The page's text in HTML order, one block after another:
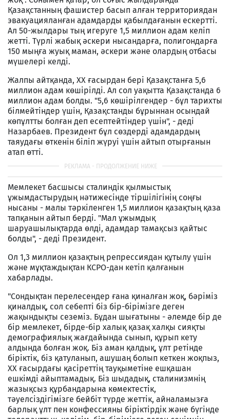
Қазақстанның фашистер басып алған территориядан
эвакуацияланған адамдарды қабылдағанын ескертті.
Ал 50-жылдары тың игеруге 1,5 миллион адам келіп
жетті. Түрлі жабық әскери нысандарға, полигондарға
150 мыңға жуық маман, әскери және олардың отбасы
мүшелері келді.
Жалпы айтқанда, ХХ ғасырдан бері Қазақстанға 5,6
миллион адам көшірілді. Ал сол уақытта Қазақстанда 6
миллион адам болды. "5,6 көшірілгендер - бұл тарихты
білмейтіндер үшін, Қазақстанды бұрыннан осындай
көпұлтты болған деп есептейтіндер үшін", - деді
Назарбаев. Президент бұл сөздерді адамдардың
таяудағы өткенін біліп жүруі үшін айтып отырғанын
атап өтті.
Мемлекет басшысы сталиндік қылмыстық
ұжымдастырудың нәтижесінде тіршілігінің соңғы
нысаны - малы тәркіленген 1,5 миллион қазақтың қаза
тапқанын айтып берді. "Мал ұжымдық
шаруашылықтарда өлді, адамдар тамақсыз қайтыс
болды", - деді Президент.
Ол 1,3 миллион қазақтың репрессиядан құтылу үшін
және мұқтаждықтан КСРО-дан кетіп қалғанын
хабарлады.
"Сондықтан перелесендер ғана қиналған жоқ, бәріміз
қиналдық, сол себепті біз бір-бірімізге деген
жақындықты сеземіз. Бұдан шығатыны - әлемде бір де
бір мемлекет, бірде-бір халық қазақ халқы сияқты
демографиялық жағдайында сынып, құрып кету
алдында болған жоқ. Біз аман қалдық, ұлт ретінде
біріктік, біз қатуланып, ашушаң болып кеткен жоқпыз,
ХХ ғасырдағы қасіреттің тауқыметіне ешқашан
ешкімді айыптамадық. Біз шыдадық, сталинизмнің
жазықсыз құрбандарына көмектестік,
тәуелсіздігімізге бейбіт түрде жеттік, айналамызға
барлық ұлт пен конфессияны біріктірдік және бүгінде